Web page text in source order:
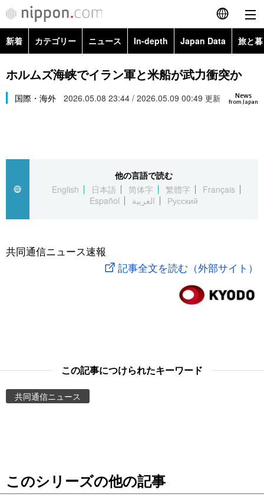
English
简体字
繁體字
العربية
社会
旅と暮らし
東京
新着 カテゴリー ニュース In-depth Japan Data 旅と
政治・外交
経済・ビジネス
社会
文化
科学・技術
暮らし
Topics
Images
お知らせ
ホルムズ海峡でイラン軍と米船が武力衝突か
News
from Japan
国際・海外 2026.05.08 23:44 / 2026.05.09 00:49 更新
他の言語で読む
English
日本語 简体字 繁體字
Français
Español
العربية Русский
共同通信ニュース速報
記事全文を読む（外部サイト）
この記事につけられたキーワード
共同通信ニュース
このシリーズの他の記事